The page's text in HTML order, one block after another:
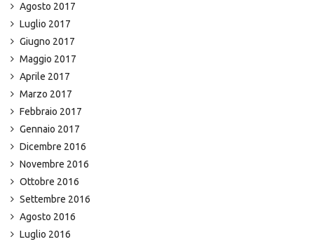
Agosto 2017
Luglio 2017
Giugno 2017
Maggio 2017
Aprile 2017
Marzo 2017
Febbraio 2017
Gennaio 2017
Dicembre 2016
Novembre 2016
Ottobre 2016
Settembre 2016
Agosto 2016
Luglio 2016